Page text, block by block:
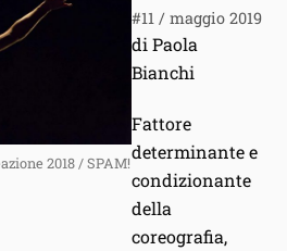
2018 / SPAM!
#11 / maggio 2019
di Paola
Bianchi
Fattore
determinante e
condizionante
della
coreografia,